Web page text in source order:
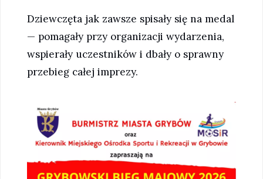
Dziewczęta jak zawsze spisały się na medal
— pomagały przy organizacji wydarzenia,
wspierały uczestników i dbały o sprawny
przebieg całej imprezy.